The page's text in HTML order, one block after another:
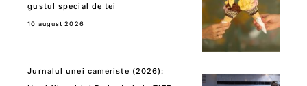
gustul special de tei
10 august 2026
Jurnalul unei cameriste (2026):